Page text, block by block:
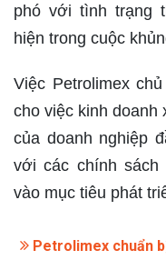
phó với tình trạng
hiện trong cuộc
Việc Petrolimex
cho việc kinh doanh
của doanh nghiệp
với các chính
vào mục tiêu phát
Petrolimex chuẩn